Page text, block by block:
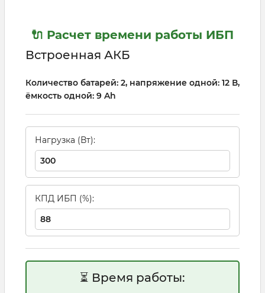
🔌 Расчет времени работы ИБП
Встроенная АКБ
Количество батарей: 2, напряжение одной: 12 В,
ёмкость одной: 9 Ah
Нагрузка (Вт):
КПД ИБП (%):
⏳ Время работы: